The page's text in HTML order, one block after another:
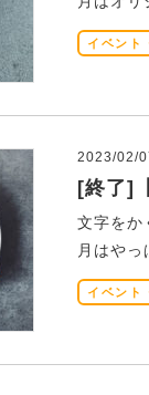
イベント
2023/02/
[終了]
文字をか
月はや
イベント